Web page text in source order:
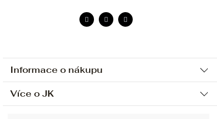
Informace o nákupu
Ochrana osobních údajů
Více o JK